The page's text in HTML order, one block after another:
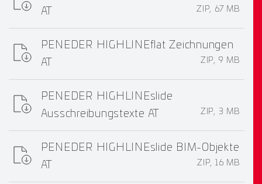
AT
ZIP, 67 MB
PENEDER HIGHLINEflat Zeichnungen
AT
ZIP, 9 MB
PENEDER HIGHLINEslide
Ausschreibungstexte AT
ZIP, 3 MB
PENEDER HIGHLINEslide BIM-Objekte
AT
ZIP, 16 MB